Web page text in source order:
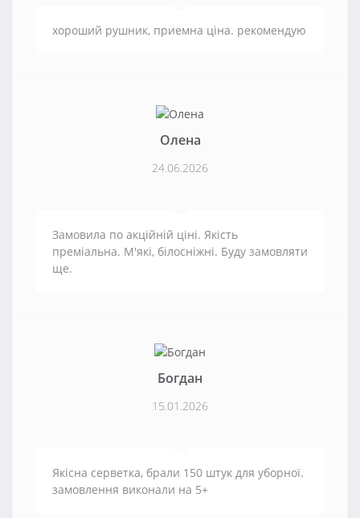
хороший рушник, приемна ціна. рекомендую
Олена
24.06.2026
Замовила по акційній ціні. Якість
преміальна. М'які, білосніжні. Буду замовляти
ще.
Богдан
15.01.2026
Якісна серветка, брали 150 штук для уборної.
замовлення виконали на 5+